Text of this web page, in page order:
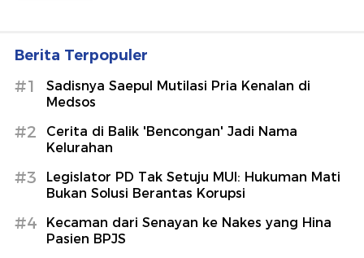
Berita Terpopuler
#1
Sadisnya Saepul Mutilasi Pria Kenalan di
Medsos
#2
Cerita di Balik 'Bencongan' Jadi Nama
Kelurahan
#3
Legislator PD Tak Setuju MUI: Hukuman Mati
Bukan Solusi Berantas Korupsi
#4
Kecaman dari Senayan ke Nakes yang Hina
Pasien BPJS